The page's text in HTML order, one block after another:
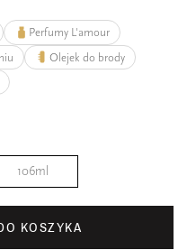
Perfumy L'amour
Olejek do brody
106ml
KOSZYKA